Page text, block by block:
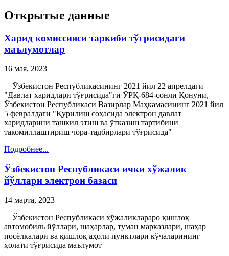
Открытые данные
Харид комиссияси таркиби тўғрисидаги
маълумотлар
16 мая, 2023
Ўзбекистон Республикасининг 2021 йил 22 апрелдаги
"Давлат харидлари тўғрисида"ги ЎРҚ-684-сонли Қонуни,
Ўзбекистон Республикаси Вазирлар Маҳкамасининг 2021 йил
5 февралдаги "Қурилиш соҳасида электрон давлат
харидларини ташкил этиш ва ўтказиш тартибини
такомиллаштириш чора-тадбирлари тўғрисида"
Подробнее...
Ўзбекистон Республикаси ички хўжалик
йўллари электрон базаси
14 марта, 2023
Ўзбекистон Республикаси хўжаликлараро қишлоқ
автомобиль йўллари, шаҳарлар, туман марказлари, шаҳар
посёлкалари ва қишлоқ аҳоли пунктлари кўчаларининг
ҳолати тўғрисида маълумот